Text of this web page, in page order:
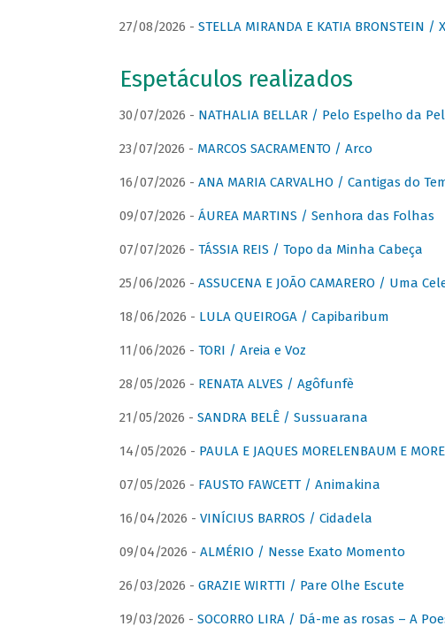
27/08/2026 - STELLA MIRANDA E KATIA BRONSTEIN
Espetáculos realizados
30/07/2026 - NATHALIA BELLAR / Pelo Espelho da
23/07/2026 - MARCOS SACRAMENTO / Arco
16/07/2026 - ANA MARIA CARVALHO / Cantigas do
09/07/2026 - ÁUREA MARTINS / Senhora das Folhas
07/07/2026 - TÁSSIA REIS / Topo da Minha Cabeça
25/06/2026 - ASSUCENA E JOÃO CAMARERO / Uma
18/06/2026 - LULA QUEIROGA / Capibaribum
11/06/2026 - TORI / Areia e Voz
28/05/2026 - RENATA ALVES / Agôfunfè
21/05/2026 - SANDRA BELÊ / Sussuarana
14/05/2026 - PAULA E JAQUES MORELENBAUM E
07/05/2026 - FAUSTO FAWCETT / Animakina
16/04/2026 - VINÍCIUS BARROS / Cidadela
09/04/2026 - ALMÉRIO / Nesse Exato Momento
26/03/2026 - GRAZIE WIRTTI / Pare Olhe Escute
19/03/2026 - SOCORRO LIRA / Dá-me as rosas – A